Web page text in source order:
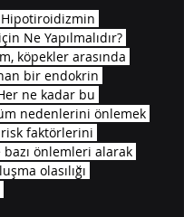
Ne Yapılmalıdır?
köpekler arasında
bir endokrin
ne kadar bu
nedenlerini önlemek
faktörlerini
bazı önlemleri alarak
olasılığı